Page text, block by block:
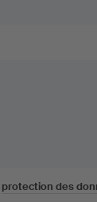
protection des